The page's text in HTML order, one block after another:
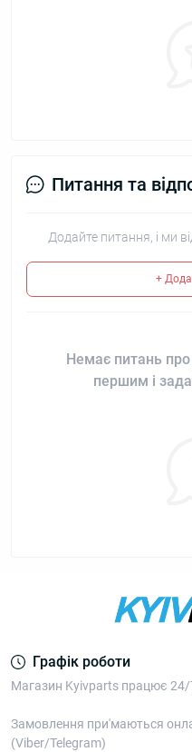
Питання та
Додайте питання, і ми
+
Немає питань
першим і
Графік роботи
Магазин Kyivparts працює 24/
Замовлення при'маються
(Viber/Telegram)